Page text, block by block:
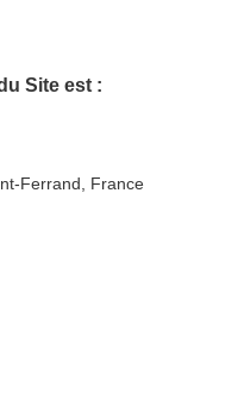
Site est :
Ferrand, France